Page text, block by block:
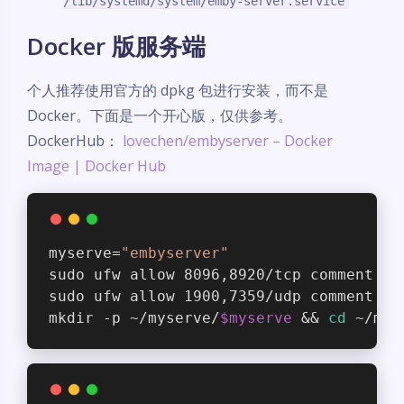
Docker 版服务端
个人推荐使用官方的 dpkg 包进行安装，而不是
Docker。下面是一个开心版，仅供参考。
DockerHub： lovechen/embyserver – Docker
Image | Docker Hub
myserve="embyserver"
sudo ufw allow 8096,8920/tcp comment
sudo ufw allow 1900,7359/udp comment
mkdir -p ~/myserve/$myserve && cd ~/